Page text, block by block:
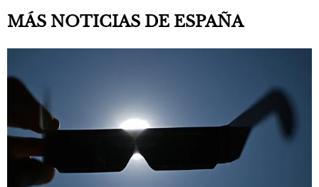
MÁS NOTICIAS DE ESPAÑA